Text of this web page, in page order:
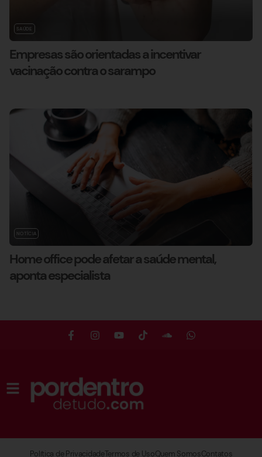
SAÚDE
Empresas são orientadas a incentivar
vacinação contra o sarampo
NOTÍCIA
Home office pode afetar a saúde mental,
aponta especialista
Política de PrivacidadeTermos de UsoQuem SomosContatos